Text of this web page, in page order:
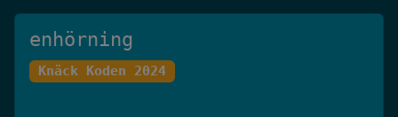
enhörning
Knäck Koden 2024